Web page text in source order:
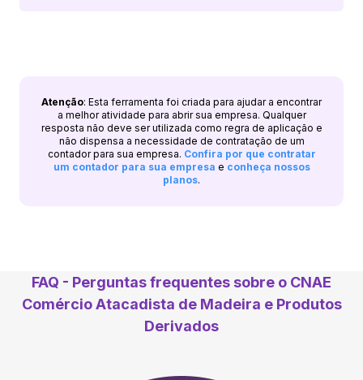
Atenção: Esta ferramenta foi criada para ajudar a encontrar
a melhor atividade para abrir sua empresa. Qualquer
resposta não deve ser utilizada como regra de aplicação e
não dispensa a necessidade de contratação de um
contador para sua empresa. Confira por que contratar
um contador para sua empresa e conheça nossos
planos.
FAQ - Perguntas frequentes sobre o CNAE
Comércio Atacadista de Madeira e Produtos
Derivados